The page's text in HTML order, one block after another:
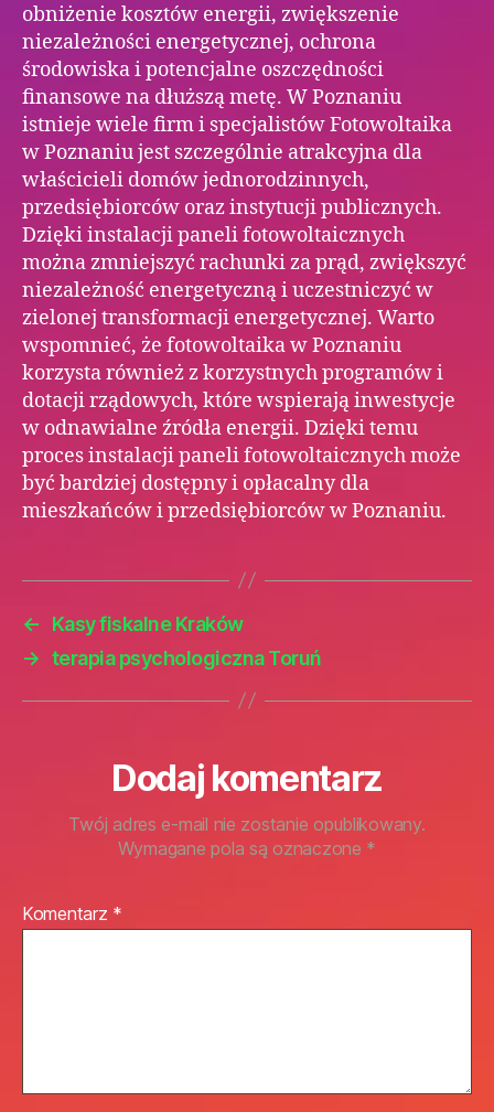
obniżenie kosztów energii, zwiększenie
niezależności energetycznej, ochrona
środowiska i potencjalne oszczędności
finansowe na dłuższą metę. W Poznaniu
istnieje wiele firm i specjalistów Fotowoltaika
w Poznaniu jest szczególnie atrakcyjna dla
właścicieli domów jednorodzinnych,
przedsiębiorców oraz instytucji publicznych.
Dzięki instalacji paneli fotowoltaicznych
można zmniejszyć rachunki za prąd, zwiększyć
niezależność energetyczną i uczestniczyć w
zielonej transformacji energetycznej. Warto
wspomnieć, że fotowoltaika w Poznaniu
korzysta również z korzystnych programów i
dotacji rządowych, które wspierają inwestycje
w odnawialne źródła energii. Dzięki temu
proces instalacji paneli fotowoltaicznych może
być bardziej dostępny i opłacalny dla
mieszkańców i przedsiębiorców w Poznaniu.
←
Kasy fiskalne Kraków
→ terapia psychologiczna Toruń
Dodaj komentarz
Twój adres e-mail nie zostanie opublikowany.
Wymagane pola są oznaczone *
Komentarz *